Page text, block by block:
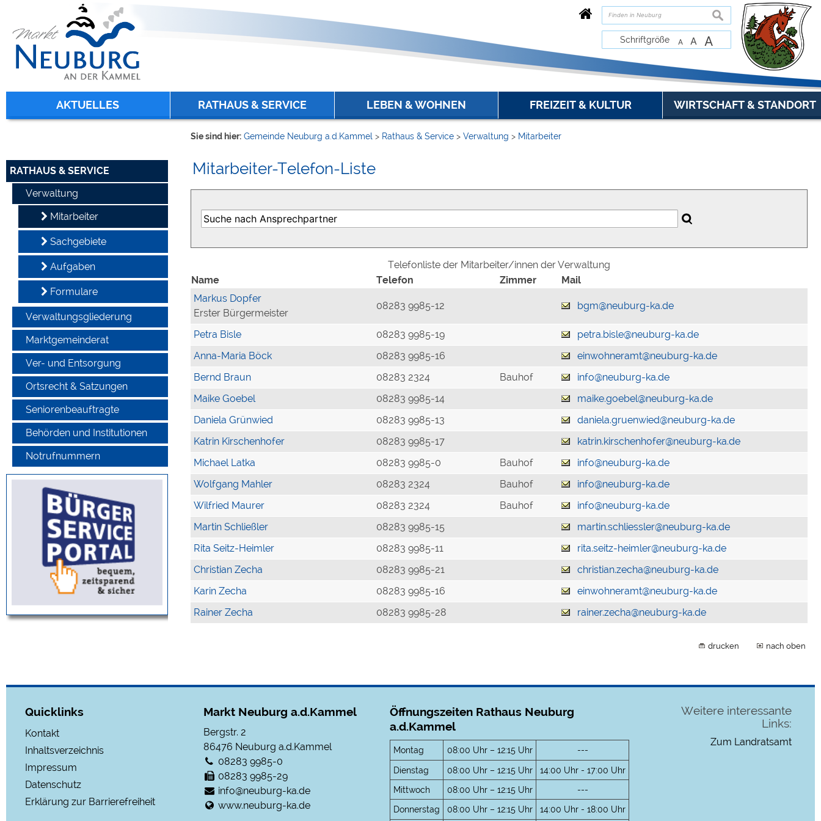
zur Navigation oder zur Startseitespringen.
suchen
Schriftgröße A A A
AKTUELLES RATHAUS & SERVICE LEBEN & WOHNEN FREIZEIT & KULTUR WIRTSCHAFT & STANDORT
RATHAUS & SERVICE
Verwaltung
Mitarbeiter
Sachgebiete
Aufgaben
Formulare
Verwaltungsgliederung
Marktgemeinderat
Ver- und Entsorgung
Ortsrecht & Satzungen
Seniorenbeauftragte
Behörden und Institutionen
Notrufnummern
Sie sind hier: Gemeinde Neuburg a.d.Kammel > Rathaus & Service > Verwaltung > Mitarbeiter
Mitarbeiter-Telefon-Liste
Telefonliste der Mitarbeiter/innen der Verwaltung
Name
Telefon Zimmer
Mail
Markus Dopfer
Erster Bürgermeister
08283 9985-12 bgm@neuburg-ka.de
Petra Bisle 08283 9985-19
petra.bisle@neuburg-ka.de
Anna-Maria Böck
08283 9985-16
einwohneramt@neuburg-ka.de
Bernd Braun
08283 2324 Bauhof
info@neuburg-ka.de
Maike Goebel
08283 9985-14
maike.goebel@neuburg-ka.de
Daniela Grünwied
08283 9985-13
daniela.gruenwied@neuburg-ka.de
Katrin Kirschenhofer
08283 9985-17
katrin.kirschenhofer@neuburg-ka.de
Michael Latka
08283 9985-0 Bauhof
info@neuburg-ka.de
Wolfgang Mahler
08283 2324 Bauhof
info@neuburg-ka.de
Wilfried Maurer
08283 2324 Bauhof
info@neuburg-ka.de
Martin Schließler
08283 9985-15
martin.schliessler@neuburg-ka.de
Rita Seitz-Heimler
08283 9985-11
rita.seitz-heimler@neuburg-ka.de
Christian Zecha
08283 9985-21
christian.zecha@neuburg-ka.de
Karin Zecha
08283 9985-16
einwohneramt@neuburg-ka.de
Rainer Zecha
08283 9985-28 rainer.zecha@neuburg-ka.de
drucken nach oben
Quicklinks
Kontakt
Inhaltsverzeichnis
Impressum
Datenschutz
Erklärung zur Barrierefreiheit
Markt Neuburg a.d.Kammel
Bergstr. 2
86476 Neuburg a.d.Kammel
08283 9985-0
08283 9985-29
info@neuburg-ka.de
www.neuburg-ka.de
Öffnungszeiten Rathaus Neuburg
a.d.Kammel
Montag 08:00 Uhr – 12:15 Uhr
---
Dienstag
08:00 Uhr – 12:15 Uhr
14:00 Uhr - 17:00 Uhr
Mittwoch
08:00 Uhr – 12:15 Uhr
---
Donnerstag
08:00 Uhr – 12:15 Uhr 14:00 Uhr - 18:00 Uhr
Weitere interessante
Links:
Zum Landratsamt